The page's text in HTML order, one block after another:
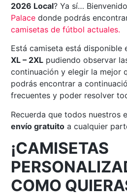
2026 Local? Ya sí…
Palace donde podrás
camisetas de fútbol actuales.
Está camiseta está disponible
XL – 2XL pudiendo observar
continuación y elegir la mejor
podrás encontrar a
frecuentes y poder resolver
Recuerda que todos nuestros
envío gratuito a cualquier
¡CAMISETAS
COMO